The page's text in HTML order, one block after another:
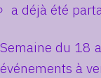
a déjà été
Semaine du 18
événements à